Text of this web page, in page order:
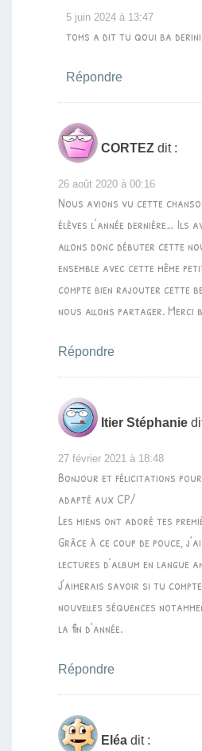
5 juin 2024 à 13:47
toms a dit tu qoui ba
Répondre
CORTEZ dit :
26 août 2020 à 00:16
Nous avions vu cette
élèves l’année dernière… Ils
allons donc débuter cette
ensemble avec cette même
compte bien rajouter cette
nous allons partager. Merci
Répondre
Itier Stéphanie
27 février 2021 à 18:48
Bonjour et félicitations
adapté aux CP/
Les miens ont adoré tes
Grâce à ce coup de pouce,
lectures d’album en langue
J’aimerais savoir si tu
nouvelles séquences
la fin d’année.
Répondre
Eléa dit :